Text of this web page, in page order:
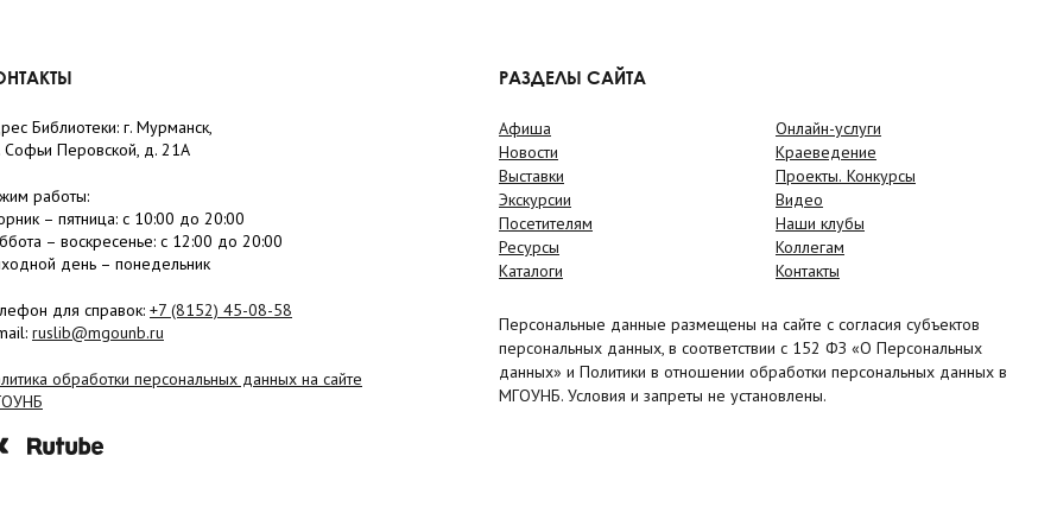
Библиотеки: г. Мурманск,
Софьи Перовской, д. 21А
работы:
– пятница: с 10:00 до 20:00
– воскресенье: c 12:00 до 20:00
день – понедельник
для справок: +7 (8152) 45-08-58
ruslib@mgounb.ru
обработки персональных данных на сайте
РАЗДЕЛЫ САЙТА
Афиша
Новости
Выставки
Экскурсии
Посетителям
Ресурсы
Каталоги
Онлайн-услуги
Краеведение
Проекты. Конкурсы
Видео
Наши клубы
Коллегам
Контакты
Персональные данные размещены на сайте с согласия субъектов
персональных данных, в соответствии с 152 ФЗ «О Персональных
данных» и Политики в отношении обработки персональных данных в
МГОУНБ. Условия и запреты не установлены.